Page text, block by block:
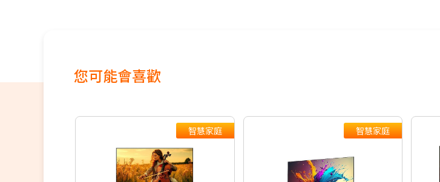
★為保障雙方，請自行開箱錄影，避免商品毀損、破片爭議
※如商品標題掛有【預購】字樣，都將依照預購日期，以訂單順序陸
續出貨，如遇原廠供貨延遲，將會再另外發送簡訊通知。
若您同意以上約定事項再行下單，謝謝。
您可能會喜歡
智慧家庭 智慧家庭